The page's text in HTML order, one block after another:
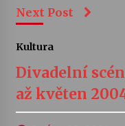
Next Post
Kultura
Divadelní
až květen